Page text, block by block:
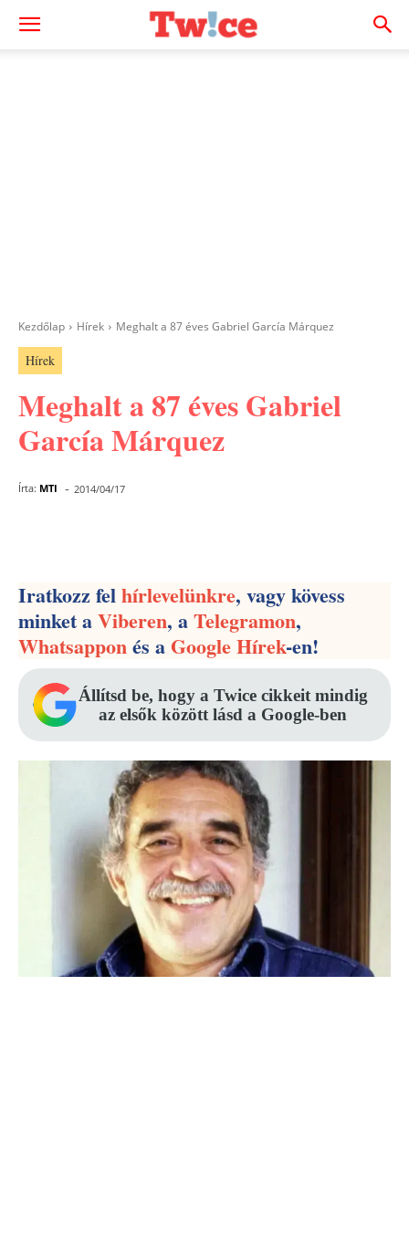
Kezdőlap Hírek Meghalt a 87 éves Gabriel García Márquez
Hírek
Meghalt a 87 éves Gabriel
García Márquez
Írta: MTI - 2014/04/17
Iratkozz felhírlevelünkre, vagy kövess
minket aViberen, aTelegramon,
Whatsapponés aGoogle Hírek-en!
Állítsd be, hogy a Twice cikkeit mindig
az elsők között lásd a Google-ben